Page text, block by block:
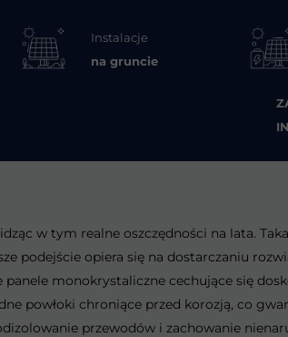
w tym realne oszczędności na lata.
podejście opiera się na dostarczaniu
monokrystaliczne cechujące się
powłoki chroniące przed korozją, co
przewodów i zachowanie
Instalacje
na gruncie